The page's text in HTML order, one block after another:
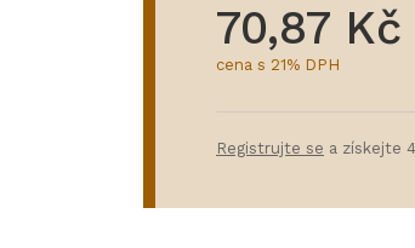
70,87 Kč
cena s 21% DPH
Registrujte se a získejte